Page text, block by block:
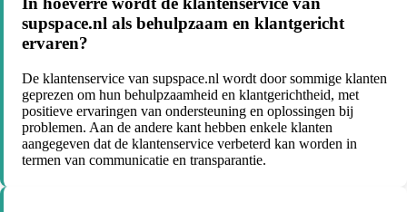
supspace.nl als behulpzaam en klantgericht
ervaren?
De klantenservice van supspace.nl wordt door sommige klanten
geprezen om hun behulpzaamheid en klantgerichtheid, met
positieve ervaringen van ondersteuning en oplossingen bij
problemen. Aan de andere kant hebben enkele klanten
aangegeven dat de klantenservice verbeterd kan worden in
termen van communicatie en transparantie.